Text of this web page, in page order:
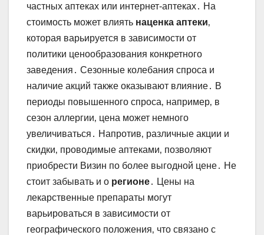
частных аптеках или интернет-аптеках․ На
стоимость может влиять наценка аптеки‚
которая варьируется в зависимости от
политики ценообразования конкретного
заведения․ Сезонные колебания спроса и
наличие акций также оказывают влияние․ В
периоды повышенного спроса‚ например‚ в
сезон аллергии‚ цена может немного
увеличиваться․ Напротив‚ различные акции и
скидки‚ проводимые аптеками‚ позволяют
приобрести Визин по более выгодной цене․ Не
стоит забывать и о регионе․ Цены на
лекарственные препараты могут
варьироваться в зависимости от
географического положения‚ что связано с